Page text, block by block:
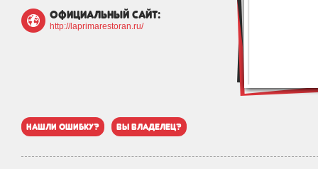
официальный сайт:
http://laprimarestoran.ru/
нашли ошибку? вы владелец?